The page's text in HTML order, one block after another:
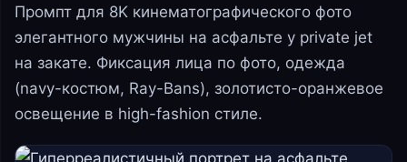
Промпт для 8K кинематографического фото
элегантного мужчины на асфальте у private jet
на закате. Фиксация лица по фото, одежда
(navy-костюм, Ray-Bans), золотисто-оранжевое
освещение в high-fashion стиле.